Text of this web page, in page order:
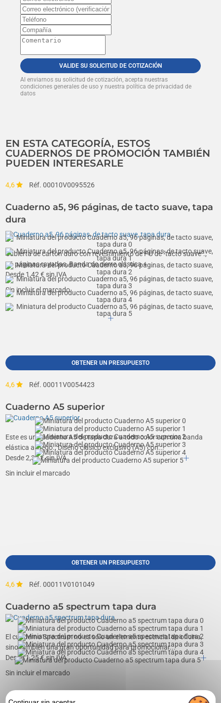
VALIDE SU SOLICITUD DE COTIZACIÓN
Al enviarnos su solicitud de cotización, acepta nuestras
condiciones generales de uso y nuestra política de privacidad de
datos
EN ESTA CATEGORÍA, ESTOS
CUADERNOS DE PROMOCIÓN TAMBIÉN
PUEDEN INTERESARLE
4,6 Réf. 00010V0095526
Cuaderno a5, 96 páginas, de tacto suave, tapa
dura
Cubierta de cartón duro con revestimiento de PU de "tacto suave".,
96 páginas rayadas, Banda de cierre elástica +...
Desde 1,42€ sin IVA
Sin incluir el marcado
OBTENER UN PRESUPUESTO
4,6 Réf. 00011V0054423
Cuaderno A5 superior
Este es un cuaderno A5 de tapa dura a todo color con una banda
elástica a juego., Diseño clásico exclusivo (A5) con...
Desde2,30€ sin IVA
Sin incluir el marcado
OBTENER UN PRESUPUESTO
4,6 Réf. 00011V0101049
Cuaderno a5 spectrum tapa dura
El cuaderno Spectrum no es sólo un elemento esencial de oficina,
sino también una gran oportunidad para promocionar...
Desde1,25€ sin IVA
Sin incluir el marcado